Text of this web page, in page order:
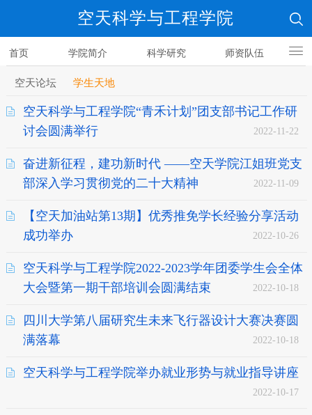
空天科学与工程学院
首页 学院简介 科学研究 师资队伍
人才培养
空天论坛 学生天地
空天科学与工程学院“青禾计划”团支部书记工作研
讨会圆满举行
2022-11-22
奋进新征程，建功新时代 ——空天学院江姐班党支
部深入学习贯彻党的二十大精神
2022-11-09
【空天加油站第13期】优秀推免学长经验分享活动
成功举办
2022-10-26
空天科学与工程学院2022-2023学年团委学生会全体
大会暨第一期干部培训会圆满结束
2022-10-18
四川大学第八届研究生未来飞行器设计大赛决赛圆
满落幕
2022-10-18
空天科学与工程学院举办就业形势与就业指导讲座
2022-10-17